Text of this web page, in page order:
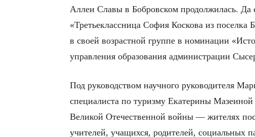
Аллеи Славы в Бобровском продолжилась. Да
«Третьеклассница София Коскова из поселка
в своей возрастной группе в номинации
управления образования администрации
Под руководством научного руководителя
специалиста по туризму Екатерины
Великой Отечественной войны — жителях
учителей, учащихся, родителей, социальных